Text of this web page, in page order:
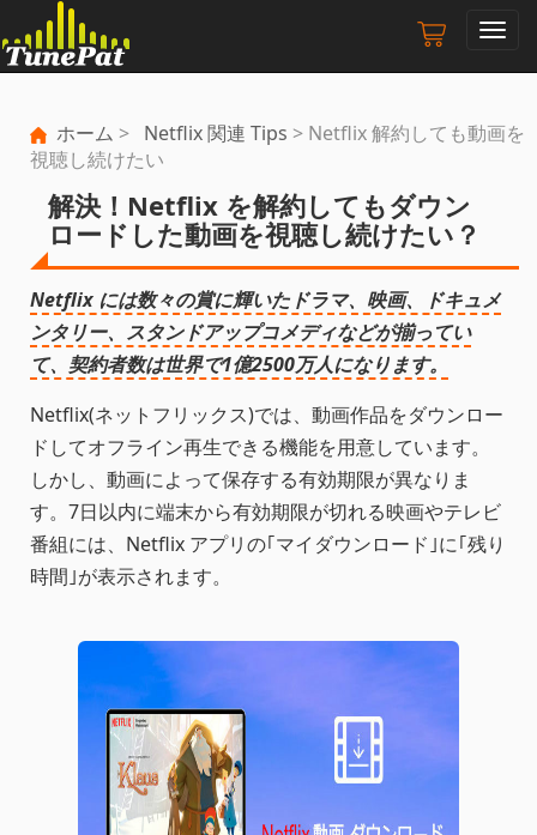
ナ
シ
り
替
え
ホーム > Netflix 関連 Tips > Netflix 解約しても動画を
視聴し続けたい
解決！Netflix を解約してもダウン
ロードした動画を視聴し続けたい？
Netflix には数々の賞に輝いたドラマ、映画、ドキュメ
ンタリー、スタンドアップコメディなどが揃ってい
て、契約者数は世界で1億2500万人になります。
Netflix(ネットフリックス)では、動画作品をダウンロー
ドしてオフライン再生できる機能を用意しています。
しかし、動画によって保存する有効期限が異なりま
す。7日以内に端末から有効期限が切れる映画やテレビ
番組には、Netflix アプリの｢マイダウンロード｣に｢残り
時間｣が表示されます。